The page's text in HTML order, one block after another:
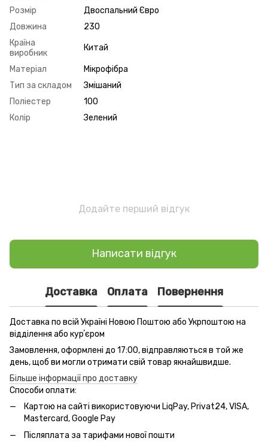
Розмір
Двоспальний Євро
Довжина
230
Країна
виробник
Китай
Матеріал
Мікрофібра
Тип за складом
Змішаний
Поліестер
100
Колір
Зелений
Додайте перший відгук
Написати відгук
Доставка Оплата Повернення
Доставка по всій Україні Новою Поштою або Укрпоштою на
відділення або курʼєром
Замовлення, оформлені до 17:00, відправляються в той же
день, щоб ви могли отримати свій товар якнайшвидше.
Більше інформації про доставку
Способи оплати:
Картою на сайті використовуючи LiqPay, Privat24, VISA,
Mastercard, Google Pay
Післяплата за тарифами нової пошти